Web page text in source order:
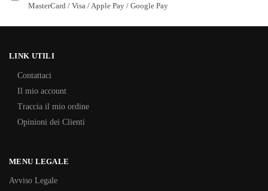
MasterCard / Visa / Apple Pay / Google Pay
LINK UTILI
Contattaci
Il mio account
Traccia il mio ordine
Opinioni dei Clienti
MENU LEGALE
Avviso Legale